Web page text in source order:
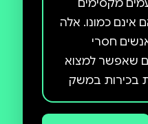
מקסימים
אינם כמונו. אלה
חסרי
שאפשר למצוא
בכירות במשק
השכן או
למעשה, אחד